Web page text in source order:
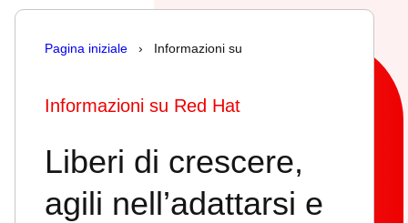
Pagina iniziale › Informazioni su
Informazioni su Red Hat
Liberi di crescere,
agili nell’adattarsi e